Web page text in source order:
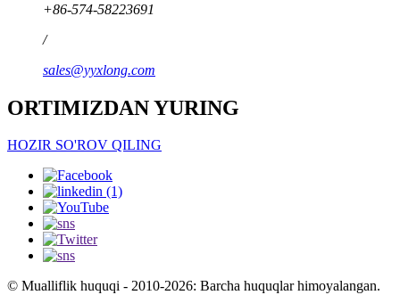
+86-574-58223691
/
sales@yyxlong.com
ORTIMIZDAN YURING
HOZIR SO'ROV QILING
© Mualliflik huquqi - 2010-2026: Barcha huquqlar himoyalangan.